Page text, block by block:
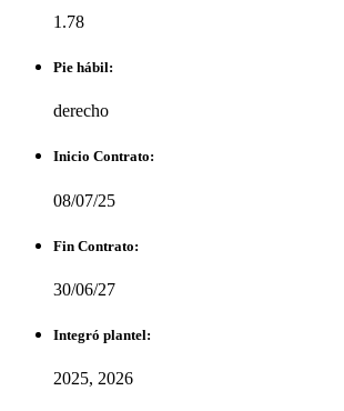
1.78
Pie hábil:
derecho
Inicio Contrato:
08/07/25
Fin Contrato:
30/06/27
Integró plantel:
2025, 2026